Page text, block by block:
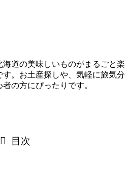
道の美味しいものがまるごと楽
す。お土産探しや、気軽に旅気分
の方にぴったりです。
目次